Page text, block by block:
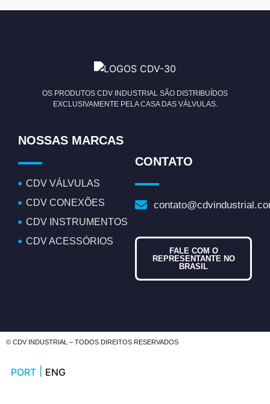
OS PRODUTOS CDV INDUSTRIAL SÃO DISTRIBUÍDOS
EXCLUSIVAMENTE PELA CASA DAS VÁLVULAS.
NOSSAS MARCAS
CDV VÁLVULAS
CDV CONEXÕES
CDV INSTRUMENTOS
CDV ACESSÓRIOS
CONTATO
FALE COM O
REPRESENTANTE NO
BRASIL
© CDV INDUSTRIAL – TODOS DIREITOS RESERVADOS
PORT ENG